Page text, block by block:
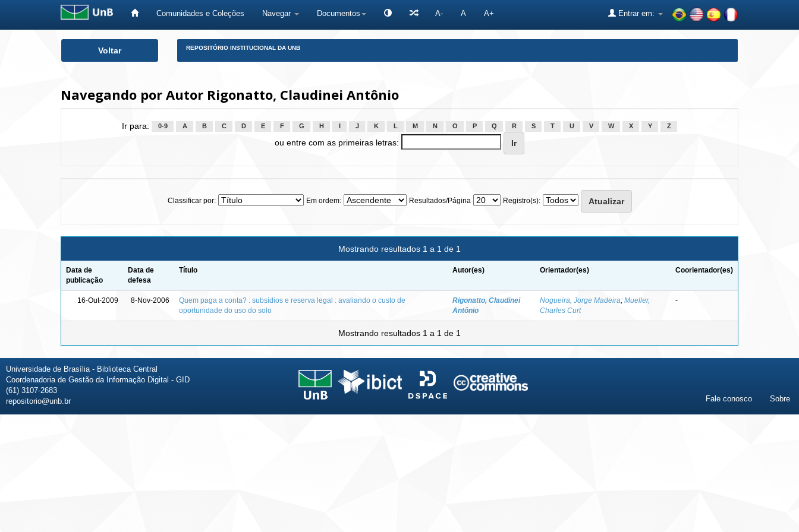
Comunidades e Coleções Navegar Documentos A- A A+ Entrar em:
Voltar REPOSITÓRIO INSTITUCIONAL DA UNB
Navegando por Autor Rigonatto, Claudinei Antônio
Ir para: 0-9 A B C D E F G H J K L M N O P Q R S T U V W X Y Z
ou entre com as primeiras letras:
Classificar por: Em ordem: Resultados/Página Registro(s):
Mostrando resultados 1 a 1 de 1
Data de
publicação
Data de
defesa
Título Autor(es) Orientador(es) Coorientador(es)
16-Out-2009 8-Nov-2006
Quem paga a conta? : subsídios e reserva legal : avaliando o custo de
oportunidade do uso do solo
Rigonatto, Claudinei
Antônio
Nogueira, Jorge Madeira; Mueller,
Charles Curt
-
Mostrando resultados 1 a 1 de 1
Universidade de Brasília - Biblioteca Central
Coordenadoria de Gestão da Informação Digital - GID
(61) 3107-2683
repositorio@unb.br
Fale conosco Sobre